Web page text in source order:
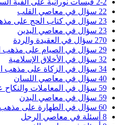
2-2 قبسات نورانية على ألفية السيرة النبوية
22 سؤال في معاصي القلب
23 سؤال في كتاب الحج على مذهب الشافعي
23 سؤال في معاصي اليدين
270 سؤال في العقيدة والردة
29 سؤال في الصيام على مذهب الشافعي
32 سؤال في الأخلاق الإسلامية
34 سؤال في الزكاة على مذهب الشافعي
40 سؤال في معاصي اللسان
59 سؤال في المعاملات والنكاح على مذهب الشافعي
59 سؤال في معاصي البدن
60 سؤال في الطهارة على مذهب الشافعي
8 أسئلة في معاصي الرجل